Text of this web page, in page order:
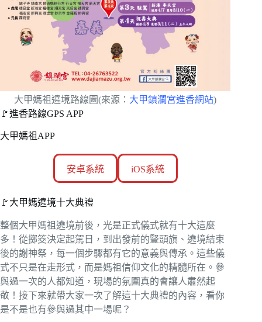
大甲媽祖遶境路線圖(來源： 大甲鎮瀾宮進香網站)
🚩進香路線GPS APP
大甲媽祖APP
安卓系統 iOS系統
🚩大甲媽遶境十大典禮
整個大甲媽祖遶境前後，光是正式儀式就有十大這麼
多！從擲筊決定起駕日，到出發前的豎頭旗、遶境結束
後的謝神祭，每一個步驟都有它的意義與傳承。這些儀
式不只是在走形式，而是媽祖信仰文化的精髓所在。參
與過一次的人都知道，現場的氛圍真的會讓人肅然起
敬！接下來就帶大家一次了解這十大典禮的內容，看你
是不是也有參與過其中一場呢？